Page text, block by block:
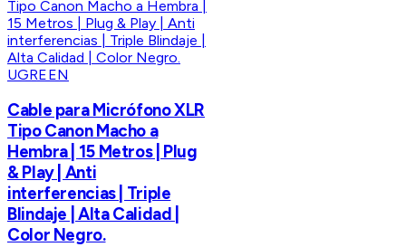
UGREEN
Cable para Micrófono XLR
Tipo Canon Macho a
Hembra | 15 Metros | Plug
& Play | Anti
interferencias | Triple
Blindaje | Alta Calidad |
Color Negro.